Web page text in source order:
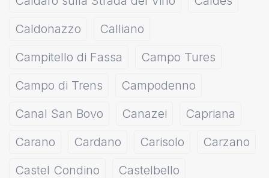
Caldonazzo
Calliano
Campitello di Fassa
Campo Tures
Campo di Trens
Campodenno
Canal San Bovo
Canazei
Capriana
Carano
Cardano Carisolo
Carzano
Castel Condino
Castelbello